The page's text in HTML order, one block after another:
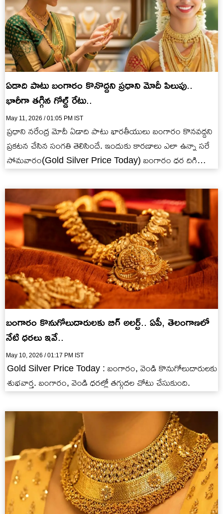
ఏడాది పాటు బంగారం కొనొద్ద‌ని ప్ర‌ధాని మోదీ పిలుపు..
భారీగా త‌గ్గిన గోల్డ్ రేటు..
May 11, 2026 / 01:05 PM IST
ప్ర‌ధాని న‌రేంద్ర మోదీ ఏడాది పాటు భార‌తీయులు బంగారం కొన‌వ‌ద్ద‌ని
ప్ర‌క‌ట‌న చేసిన సంగ‌తి తెలిసిందే. ఇందుకు కార‌ణాలు ఎలా ఉన్నా స‌రే
సోమ‌వారం(Gold Silver Price Today) బంగారం ధ‌ర దిగి
బంగారం కొనుగోలుదారులకు బిగ్ అలర్ట్.. ఏపీ, తెలంగాణలో
నేటి ధరలు ఇవే..
May 10, 2026 / 01:17 PM IST
Gold Silver Price Today : బంగారం, వెండి కొనుగోలుదారులకు
శుభవార్త. బంగారం, వెండి ధరల్లో తగ్గుదల చోటు చేసుకుంది.